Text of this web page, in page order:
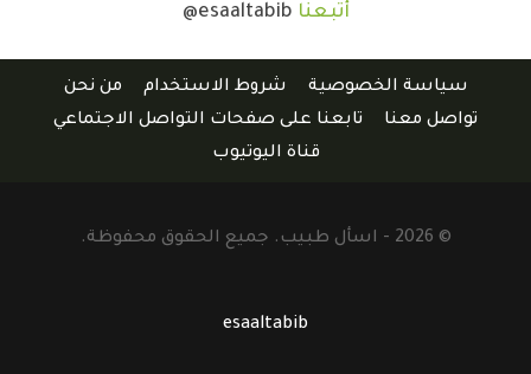
أتبعنا @esaaltabib
سياسة الخصوصية شروط الاستخدام
من نحن
تواصل معنا
تابعنا على صفحات التواصل الاجتماعي
قناة اليوتيوب
© 2026 - اسأل طبيب. جميع الحقوق محفوظة.
esaaltabib